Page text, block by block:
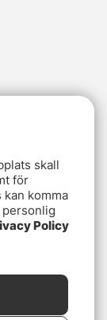
skall
för
komma
Policy